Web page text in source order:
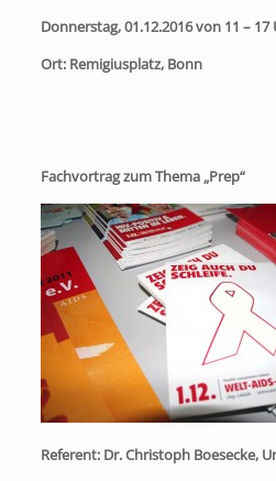
Donnerstag, 01.12.2016 von 11 – 17
Ort: Remigiusplatz, Bonn
Fachvortrag zum Thema „Prep“
Referent: Dr. Christoph Boesecke,